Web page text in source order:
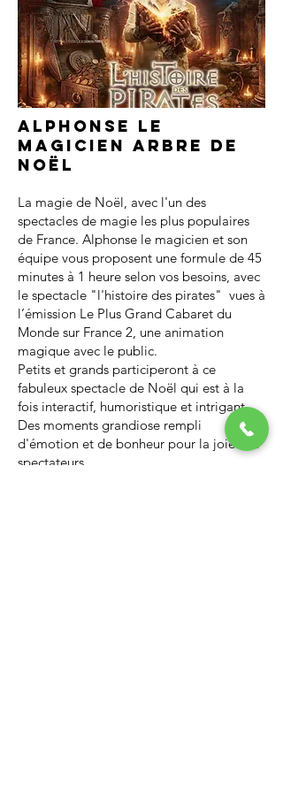
Alphonse le
magicien arbre de
noël
La magie de Noël, avec l'un des
spectacles de magie les plus populaires
de France. Alphonse le magicien et son
équipe vous proposent une formule de 45
minutes à 1 heure selon vos besoins, avec
le spectacle "l'histoire des pirates" vues à
l’émission Le Plus Grand Cabaret du
Monde sur France 2, une animation
magique avec le public.
Petits et grands participeront à ce
fabuleux spectacle de Noël qui est à la
fois interactif, humoristique et intrigant.
Des moments grandiose rempli
d'émotion et de bonheur pour la joie des
spectateurs.